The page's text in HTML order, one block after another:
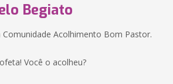
Begiato
Acolhimento Bom Pastor.
Você o acolheu?